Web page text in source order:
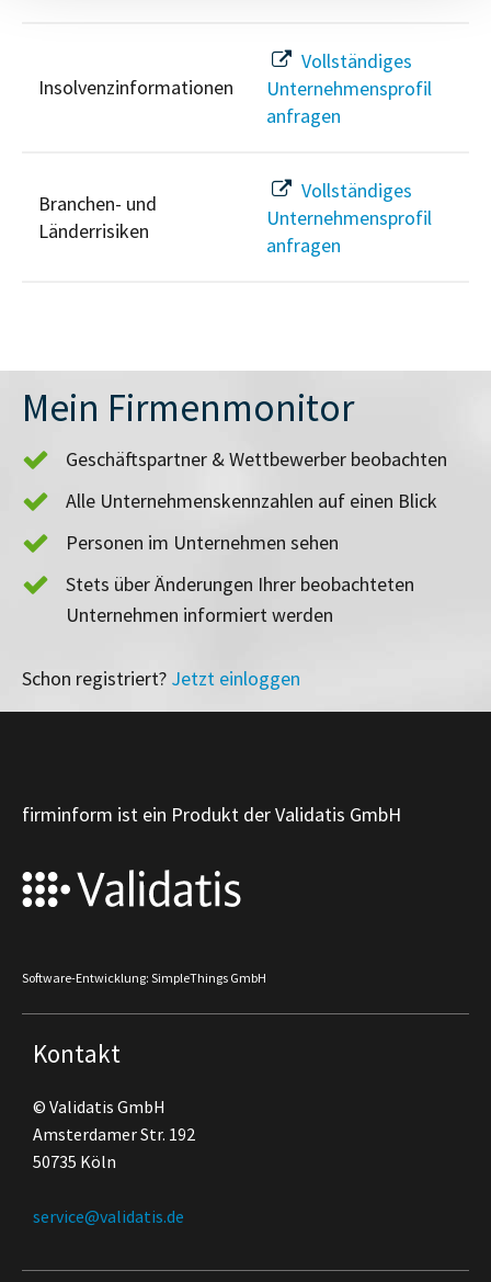
Insolvenzinformationen
Vollständiges
Unternehmensprofil
anfragen
Branchen- und
Länderrisiken
Vollständiges
Unternehmensprofil
anfragen
Mein Firmenmonitor
Geschäftspartner & Wettbewerber beobachten
Alle Unternehmenskennzahlen auf einen Blick
Personen im Unternehmen sehen
Stets über Änderungen Ihrer beobachteten
Unternehmen informiert werden
Schon registriert? Jetzt einloggen
firminform ist ein Produkt der Validatis GmbH
Software-Entwicklung: SimpleThings GmbH
Kontakt
© Validatis GmbH
Amsterdamer Str. 192
50735 Köln
service@validatis.de